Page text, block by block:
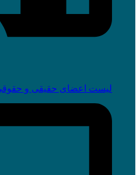
لیست اعضای حقیقی و